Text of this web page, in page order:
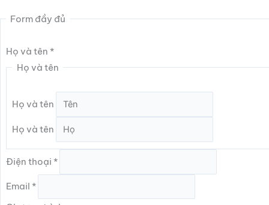
Form đầy đủ
Họ và tên*
Họ và tên
Họ và tên
Họ và tên
Điện thoại*
Email*